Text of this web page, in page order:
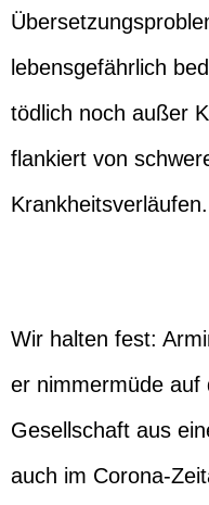
lebensgefährlich
tödlich noch außer
flankiert von
Krankheitsverläufen.
Wir halten fest:
er nimmermüde auf
Gesellschaft aus
auch im Corona-